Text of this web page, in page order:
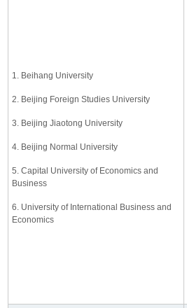
1. Beihang University
2. Beijing Foreign Studies University
3. Beijing Jiaotong University
4. Beijing Normal University
5. Capital University of Economics and
Business
6. University of International Business and
Economics